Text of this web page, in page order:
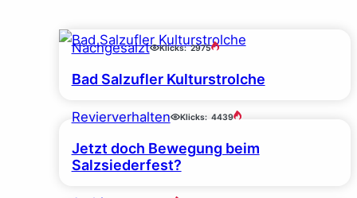
Nachgesalzt Klicks: 2975
Bad Salzufler Kulturstrolche
Revierverhalten Klicks: 4439
Jetzt doch Bewegung beim
Salzsiederfest?